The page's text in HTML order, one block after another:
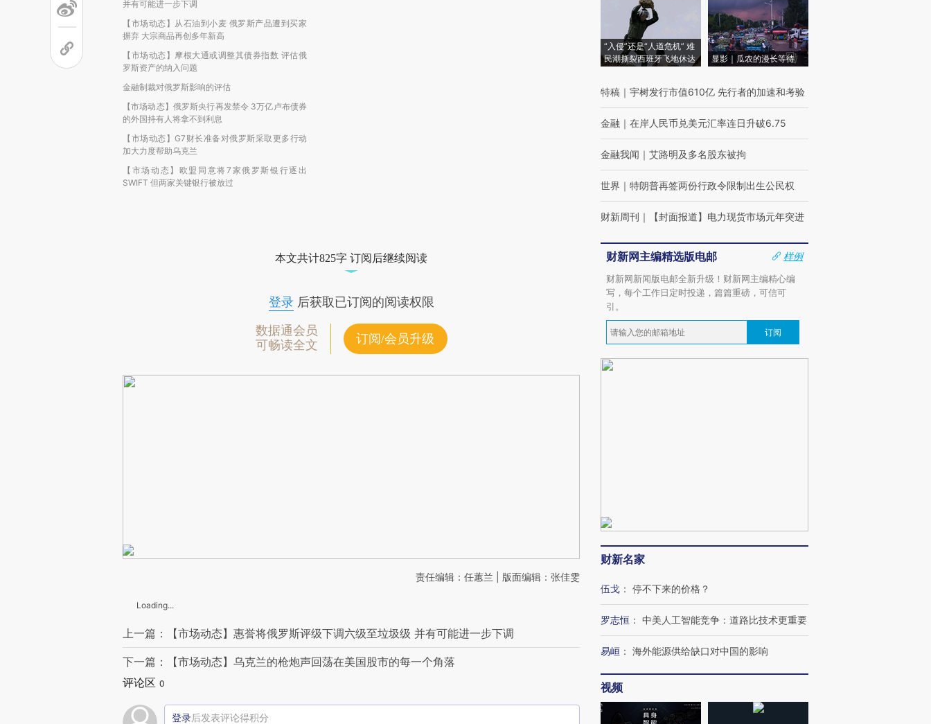
并有可能进一步下调
【市场动态】从石油到小麦 俄罗斯产品遭到买家
摒弃 大宗商品再创多年新高
【市场动态】摩根大通或调整其债券指数 评估俄
罗斯资产的纳入问题
金融制裁对俄罗斯影响的评估
【市场动态】俄罗斯央行再发禁令 3万亿卢布债券
的外国持有人将拿不到利息
【市场动态】G7财长准备对俄罗斯采取更多行动
加大力度帮助乌克兰
【市场动态】欧盟同意将7家俄罗斯银行逐出
SWIFT 但两家关键银行被放过
本文共计825字 订阅后继续阅读
登录后获取已订阅的阅读权限
数据通会员
可畅读全文
订阅/会员升级
责任编辑：任蕙兰 | 版面编辑：张佳雯
Loading...
上一篇：【市场动态】惠誉将俄罗斯评级下调六级至垃圾级 并有可能进一步下调
下一篇：【市场动态】乌克兰的枪炮声回荡在美国股市的每一个角落
评论区 0
登录后发表评论得积分
“入侵”还是“人道危机” 难
民潮撕裂西班牙飞地休达
显影｜瓜农的漫长等待
特稿 ｜ 宇树发行市值610亿 先行者的加速和考验
金融 ｜ 在岸人民币兑美元汇率连日升破6.75
金融我闻 ｜ 艾路明及多名股东被拘
世界 ｜ 特朗普再签两份行政令限制出生公民权
财新周刊 ｜ 【封面报道】电力现货市场元年突进
财新网主编精选版电邮
样例
财新网新闻版电邮全新升级！财新网主编精心编
写，每个工作日定时投递，篇篇重磅，可信可
引。
订阅
财新名家
伍戈 ： 停不下来的价格？
罗志恒 ： 中美人工智能竞争：道路比技术更重要
易峘 ： 海外能源供给缺口对中国的影响
视频